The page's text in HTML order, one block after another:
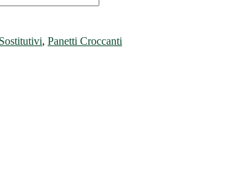
, Panetti Croccanti